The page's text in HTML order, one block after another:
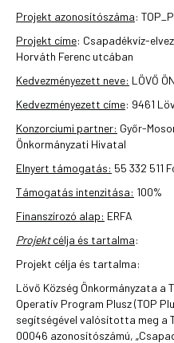
Projekt azonosítószáma:
Projekt címe: Csapadékvíz-
Horváth Ferenc utcában
Kedvezményezett neve: LÖVŐ
Kedvezményezett címe: 9461
Konzorciumi partner: Győr-
Önkormányzati Hivatal
Elnyert támogatás: 55 332 511
Támogatás intenzitása: 100%
Finanszírozó alap: ERFA
Projektcélja és tartalma:
Projekt célja és tartalma:
Lövő Község Önkormányzata a
Operatív Program Plusz (TOP
segítségével valósította meg a
00046 azonosítószámú,